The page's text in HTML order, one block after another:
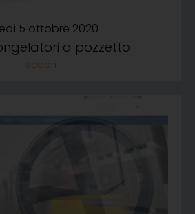
5 ottobre 2020
a pozzetto